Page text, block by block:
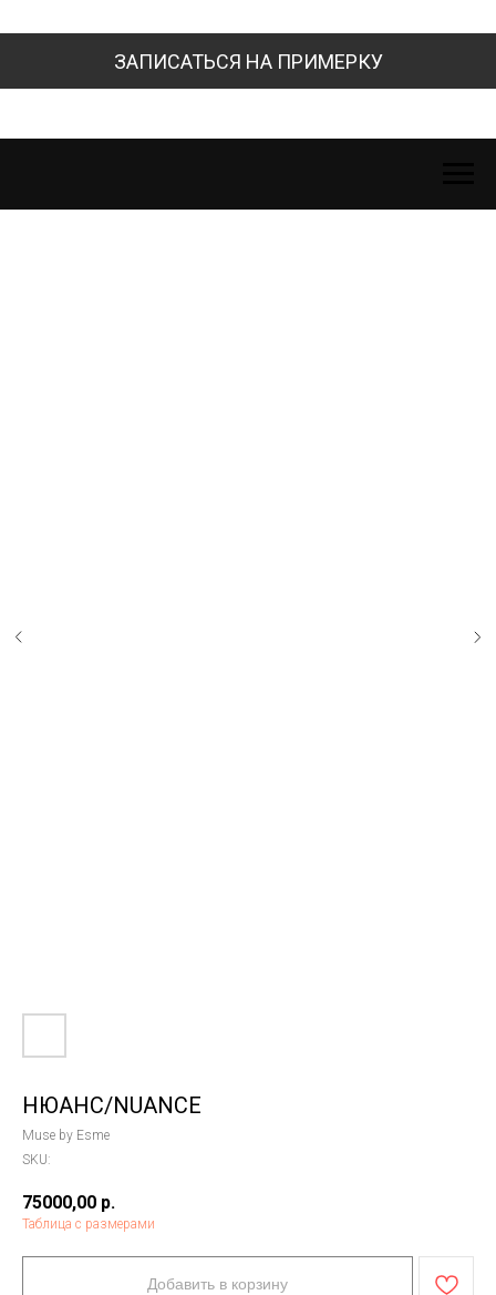
ЗАПИСАТЬСЯ НА ПРИМЕРКУ
НЮАНС/NUANCE
Muse by Esme
SKU:
75000,00 р.
Таблица с размерами
Добавить в корзину